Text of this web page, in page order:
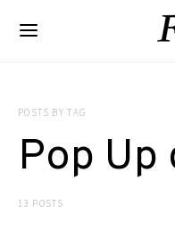
POSTS BY TAG
Pop Up
13 POSTS